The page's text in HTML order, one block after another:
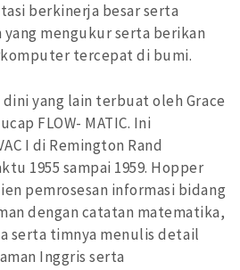
berkinerja besar serta
mengukur serta berikan
tercepat di bumi.
dini yang lain terbuat oleh Grace
FLOW- MATIC. Ini
I di Remington Rand
1955 sampai 1959. Hopper
pemrosesan informasi bidang
dengan catatan matematika,
serta timnya menulis detail
Inggris serta